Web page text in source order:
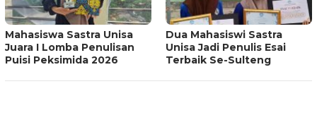
Mahasiswa Sastra Unisa
Juara I Lomba Penulisan
Puisi Peksimida 2026
Dua Mahasiswi Sastra
Unisa Jadi Penulis Esai
Terbaik Se-Sulteng